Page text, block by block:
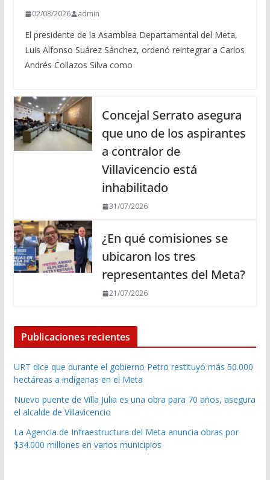
02/08/2026 admin
El presidente de la Asamblea Departamental del Meta,
Luis Alfonso Suárez Sánchez, ordenó reintegrar a Carlos
Andrés Collazos Silva como
Concejal Serrato asegura
que uno de los aspirantes
a contralor de
Villavicencio está
inhabilitado
31/07/2026
¿En qué comisiones se
ubicaron los tres
representantes del Meta?
21/07/2026
Publicaciones recientes
URT dice que durante el gobierno Petro restituyó más 50.000
hectáreas a indígenas en el Meta
Nuevo puente de Villa Julia es una obra para 70 años, asegura
el alcalde de Villavicencio
La Agencia de Infraestructura del Meta anuncia obras por
$34.000 millones en varios municipios